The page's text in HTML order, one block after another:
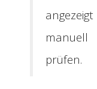
prüfen.